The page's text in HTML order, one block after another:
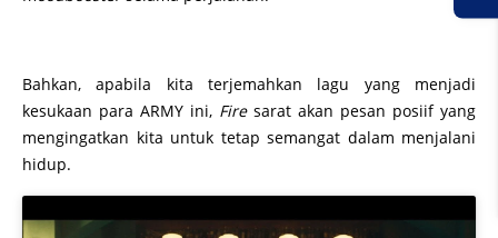
Bahkan, apabila kita terjemahkan lagu yang menjadi
kesukaan para ARMY ini, Firesarat akan pesan posiif yang
mengingatkan kita untuk tetap semangat dalam menjalani
hidup.